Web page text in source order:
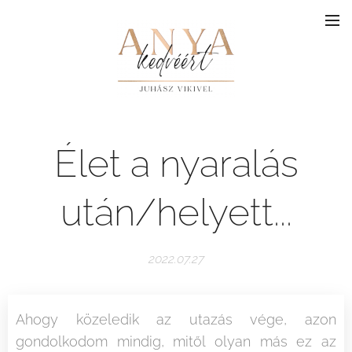
Élet a nyaralás
után/helyett...
2022.07.27
Ahogy közeledik az utazás vége, azon
gondolkodom mindig, mitől olyan más ez az